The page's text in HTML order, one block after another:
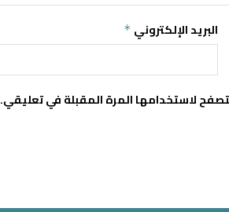
البريد الإلكتروني *
لاستخدامها المرة المقبلة في تعليقي.